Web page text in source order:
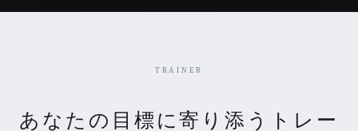
TRAINER
あなたの目標に寄り添うトレー